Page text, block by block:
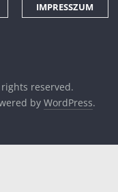
IMPRESSZUM
reserved.
by WordPress.